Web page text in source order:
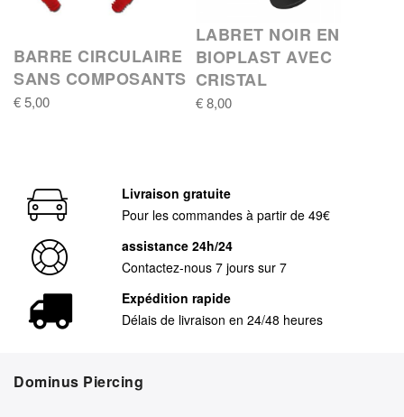
BARRE CIRCULAIRE
SANS COMPOSANTS
€ 5,00
LABRET NOIR EN
BIOPLAST AVEC
CRISTAL
€ 8,00
Livraison gratuite
Pour les commandes à partir de 49€
assistance 24h/24
Contactez-nous 7 jours sur 7
Expédition rapide
Délais de livraison en 24/48 heures
Dominus Piercing